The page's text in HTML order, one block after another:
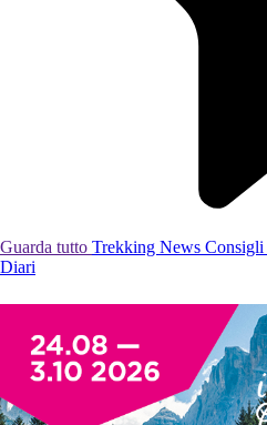
Guarda tutto Trekking News Consigli
Diari